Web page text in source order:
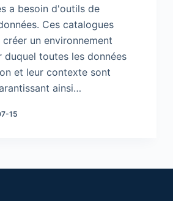
a besoin d'outils de
Ces catalogues
un environnement
duquel toutes les données
et leur contexte sont
ainsi…
15